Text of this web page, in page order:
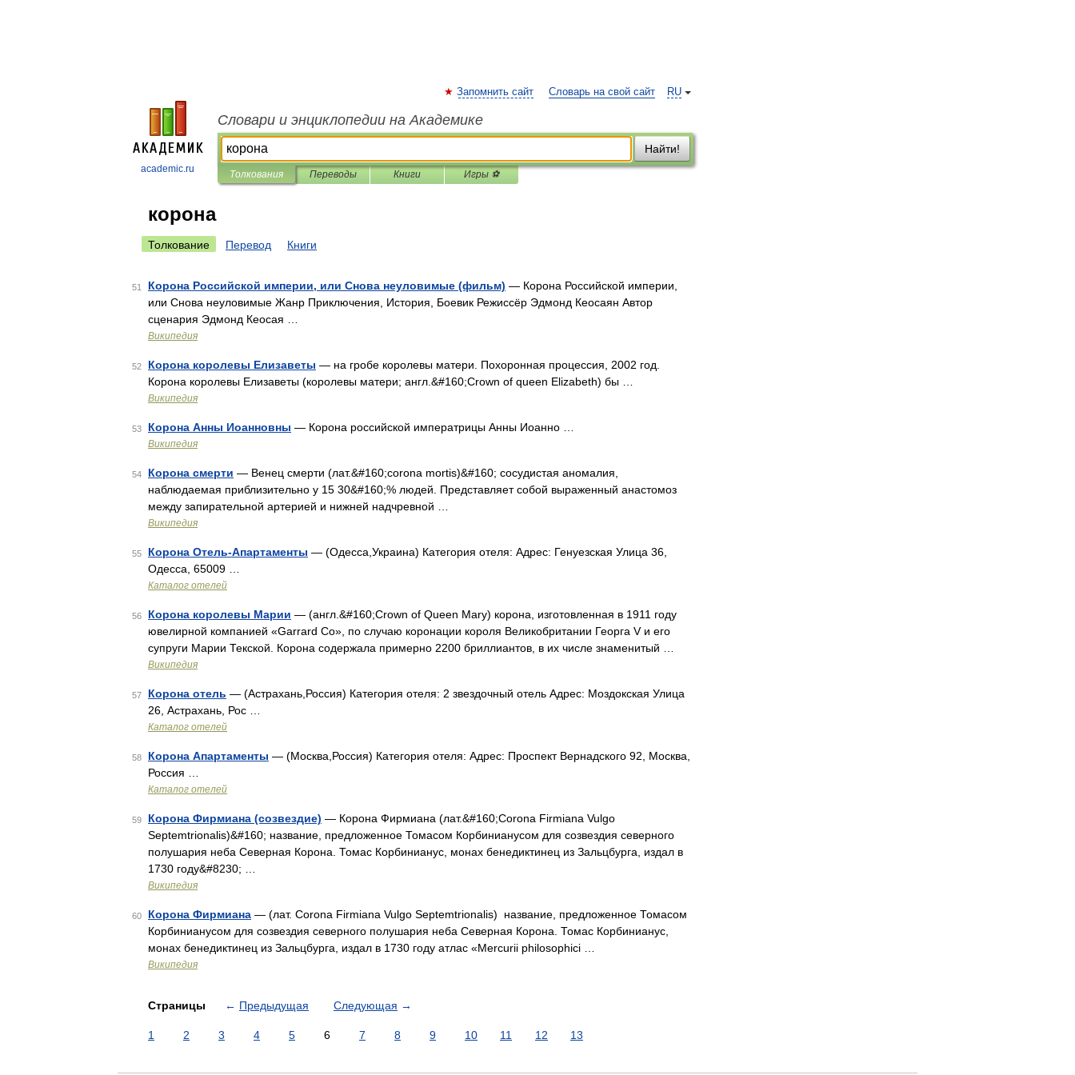
academic.ru
RU
Запомнить сайт Словарь на свой сайт
Словари и энциклопедии на Академике
Найти!
Толкования Переводы Книги Игры ⚽
корона
Толкование Перевод Книги
51 Корона Российской империи, или Снова неуловимые (фильм) — Корона Российской империи,
или Снова неуловимые Жанр Приключения, История, Боевик Режиссёр Эдмонд Кеосаян Автор
сценария Эдмонд Кеосая …
Википедия
52 Корона королевы Елизаветы — на гробе королевы матери. Похоронная процессия, 2002 год.
Корона королевы Елизаветы (королевы матери; англ.&#160;Crown of queen Elizabeth) бы …
Википедия
53 Корона Анны Иоанновны — Корона российской императрицы Анны Иоанно …
Википедия
54 Корона смерти — Венец смерти (лат.&#160;corona mortis)&#160; сосудистая аномалия,
наблюдаемая приблизительно у 15 30&#160;% людей. Представляет собой выраженный анастомоз
между запирательной артерией и нижней надчревной …
Википедия
55 Корона Отель-Апартаменты — (Одесса,Украина) Категория отеля: Адрес: Генуезская Улица 36,
Одесса, 65009 …
Каталог отелей
56 Корона королевы Марии — (англ.&#160;Crown of Queen Mary) корона, изготовленная в 1911 году
ювелирной компанией «Garrard Co», по случаю коронации короля Великобритании Георга V и его
супруги Марии Текской. Корона содержала примерно 2200 бриллиантов, в их числе знаменитый …
Википедия
57 Корона отель — (Астрахань,Россия) Категория отеля: 2 звездочный отель Адрес: Моздокская Улица
26, Астрахань, Рос …
Каталог отелей
58 Корона Апартаменты — (Москва,Россия) Категория отеля: Адрес: Проспект Вернадского 92, Москва,
Россия …
Каталог отелей
59 Корона Фирмиана (созвездие) — Корона Фирмиана (лат.&#160;Corona Firmiana Vulgo
Septemtrionalis)&#160; название, предложенное Томасом Корбинианусом для созвездия северного
полушария неба Северная Корона. Томас Корбинианус, монах бенедиктинец из Зальцбурга, издал в
1730 году&#8230; …
Википедия
60 Корона Фирмиана — (лат. Corona Firmiana Vulgo Septemtrionalis) название, предложенное Томасом
Корбинианусом для созвездия северного полушария неба Северная Корона. Томас Корбинианус,
монах бенедиктинец из Зальцбурга, издал в 1730 году атлас «Mercurii philosophici …
Википедия
Страницы ← Предыдущая Следующая →
1 2 3 4 5 6 7 8 9 10 11 12 13